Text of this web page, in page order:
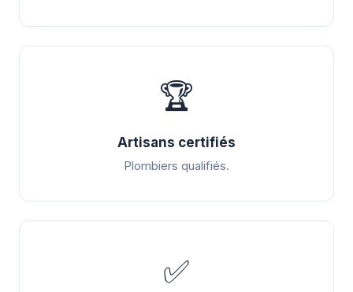
🏆
Artisans certifiés
Plombiers qualifiés.
✅